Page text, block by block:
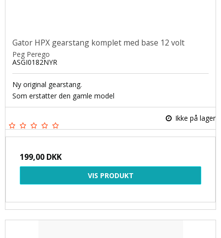
Gator HPX gearstang komplet med base 12 volt
Peg Perego
ASGI0182NYR
Ny original gearstang.
Som erstatter den gamle model
Ikke på lager
199,00 DKK
VIS PRODUKT